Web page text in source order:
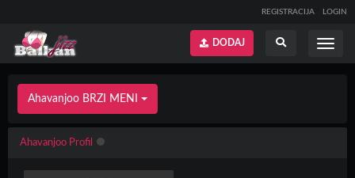
REGISTRACIJA LOGIN
Prikaži
DODAJ
Ahavanjoo BRZI MENI
Ahavanjoo Profil